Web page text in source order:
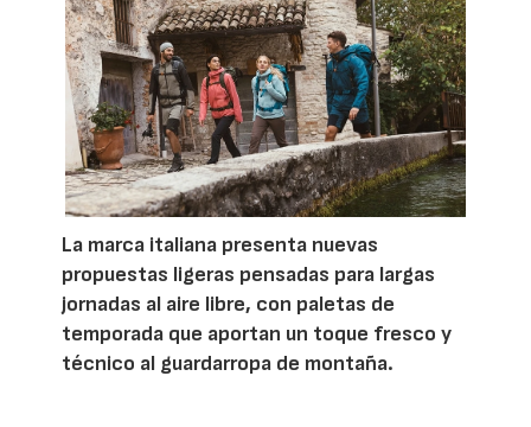
La marca italiana presenta nuevas
propuestas ligeras pensadas para largas
jornadas al aire libre, con paletas de
temporada que aportan un toque fresco y
técnico al guardarropa de montaña.